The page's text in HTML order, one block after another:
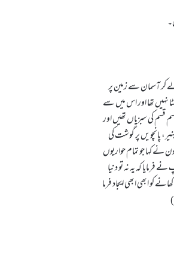
کر آسمان سے زمین پر
نہیں تھا اور اس میں سے
کی سبزیاں تھیں اور
پانچویں پر گوشت کی
نے کہا جو تمام حواریوں
کہ یہ نہ تو دنیا
ابھی ابھی ایجاد فرما